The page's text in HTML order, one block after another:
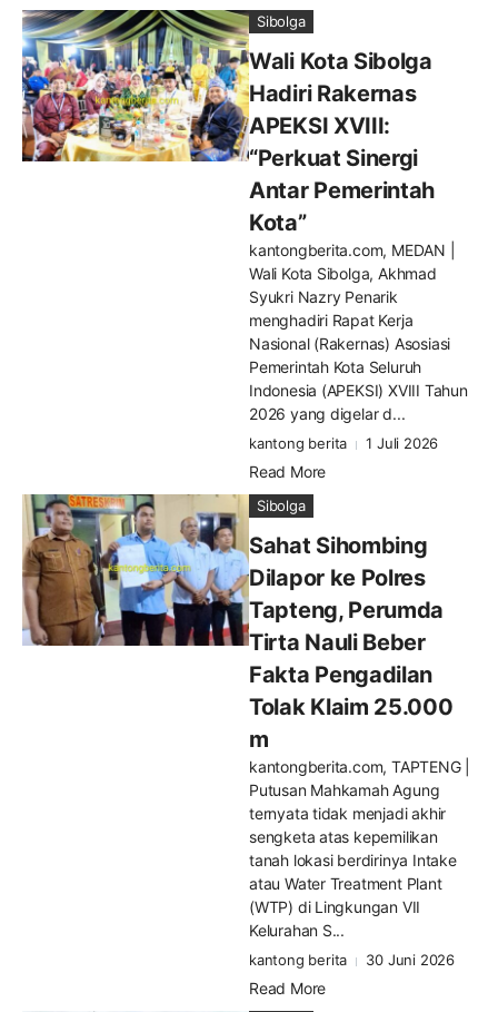
Sibolga
Wali Kota Sibolga
Hadiri Rakernas
APEKSI XVIII:
“Perkuat Sinergi
Antar Pemerintah
Kota”
kantongberita.com, MEDAN |
Wali Kota Sibolga, Akhmad
Syukri Nazry Penarik
menghadiri Rapat Kerja
Nasional (Rakernas) Asosiasi
Pemerintah Kota Seluruh
Indonesia (APEKSI) XVIII Tahun
2026 yang digelar d...
kantong berita 1 Juli 2026
Read More
Sibolga
Sahat Sihombing
Dilapor ke Polres
Tapteng, Perumda
Tirta Nauli Beber
Fakta Pengadilan
Tolak Klaim 25.000
m
kantongberita.com, TAPTENG |
Putusan Mahkamah Agung
ternyata tidak menjadi akhir
sengketa atas kepemilikan
tanah lokasi berdirinya Intake
atau Water Treatment Plant
(WTP) di Lingkungan VII
Kelurahan S...
kantong berita 30 Juni 2026
Read More